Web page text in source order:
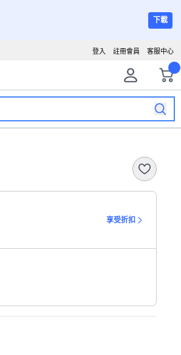
下載
客服中心
註冊會員
登入
享受折扣